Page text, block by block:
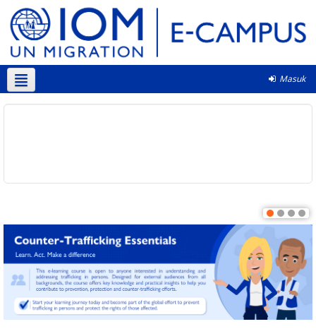
Masuk
Bahasa Indonesia ‎(id)‎